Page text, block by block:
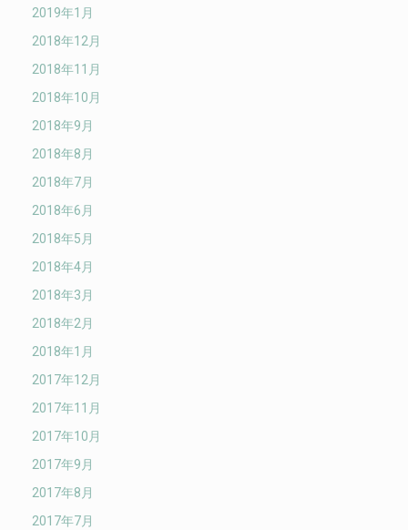
2019年1月
2018年12月
2018年11月
2018年10月
2018年9月
2018年8月
2018年7月
2018年6月
2018年5月
2018年4月
2018年3月
2018年2月
2018年1月
2017年12月
2017年11月
2017年10月
2017年9月
2017年8月
2017年7月